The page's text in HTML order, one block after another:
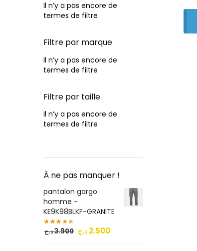
Il n’y a pas encore de
termes de filtre
Filtre par marque
Il n’y a pas encore de
termes de filtre
Filtre par taille
Il n’y a pas encore de
termes de filtre
À ne pas manquer !
pantalon gargo
homme -
KE9K98BLKF-GRANITE
3.900د.ج 2.500 د.ج